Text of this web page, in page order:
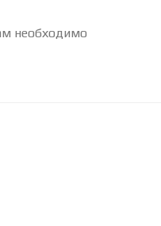
необходимо